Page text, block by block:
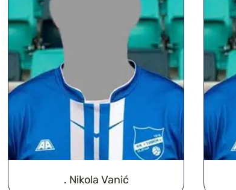
. Nikola Vanić